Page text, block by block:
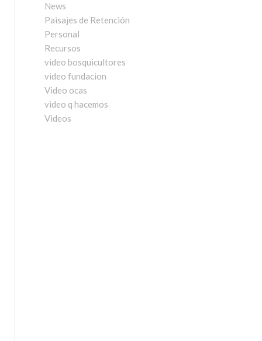
News
Paisajes de Retención
Personal
Recursos
video bosquicultores
video fundacion
Video ocas
video q hacemos
Videos